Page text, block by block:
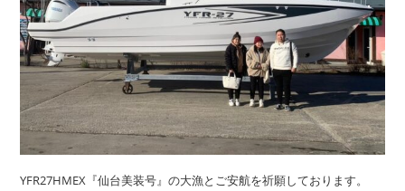
YFR27HMEX『仙台美装号』の大漁とご安航を祈願しております。